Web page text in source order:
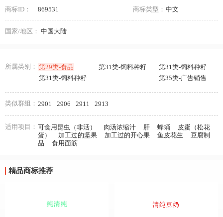
商标ID： 869531 商标类型： 中文
国家/地区： 中国大陆
所属类别： 第29类-食品 第31类-饲料种籽
第31类-饲料种籽
第31类-饲料种籽
第35类-广告销售
类似群组： 2901 2906 2911 2913
适用项目： 可食用昆虫（非活） 肉汤浓缩汁 肝 蜂蛹
皮蛋（松花
蛋）
加工过的坚果 加工过的开心果 鱼皮花生
豆腐制
品
食用面筋
精品商标推荐